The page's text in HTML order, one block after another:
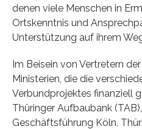
denen viele Menschen in
Ortskenntnis und
Unterstützung auf ihrem
Im Beisein von Vertretern
Ministerien, die die
Verbundprojektes finanziell
Thüringer Aufbaubank
Geschäftsführung Köln,